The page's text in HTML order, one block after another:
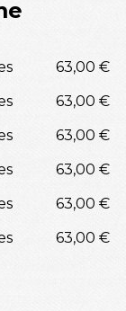
63,00 €
63,00 €
63,00 €
63,00 €
63,00 €
63,00 €